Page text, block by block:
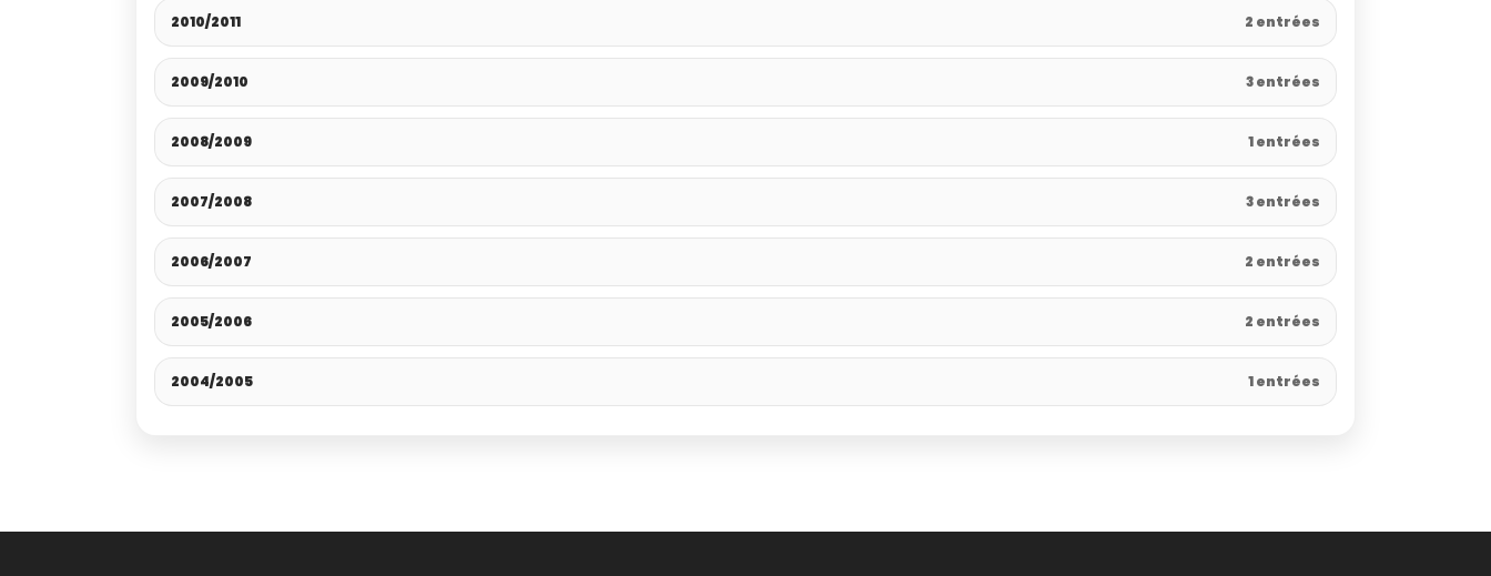
2010/2011 2 entrées
2009/2010 3 entrées
2008/2009 1 entrées
2007/2008 3 entrées
2006/2007 2 entrées
2005/2006 2 entrées
2004/2005 1 entrées